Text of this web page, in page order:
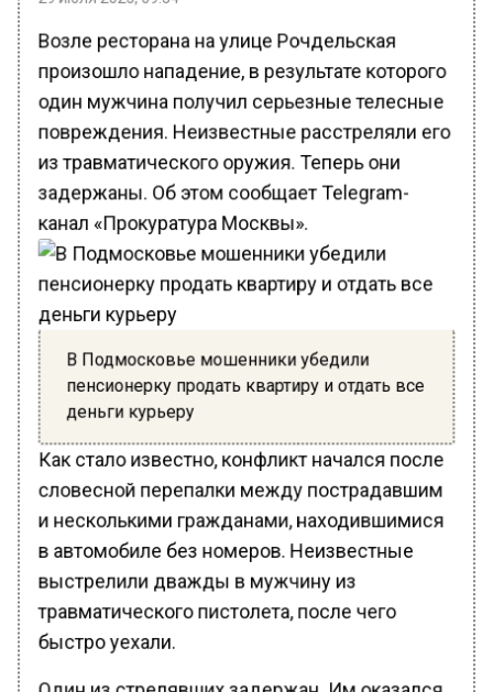
Возле ресторана на улице Рочдельская
произошло нападение, в результате которого
один мужчина получил серьезные телесные
повреждения. Неизвестные расстреляли его
из травматического оружия. Теперь они
задержаны. Об этом сообщает Telegram-
канал «Прокуратура Москвы».
В Подмосковье мошенники убедили
пенсионерку продать квартиру и отдать все
деньги курьеру
Как стало известно, конфликт начался после
словесной перепалки между пострадавшим
и несколькими гражданами, находившимися
в автомобиле без номеров. Неизвестные
выстрелили дважды в мужчину из
травматического пистолета, после чего
быстро уехали.